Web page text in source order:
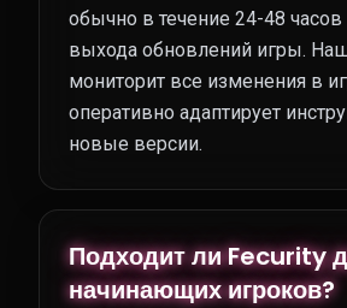
обычно в течение 24-48 часов
выхода обновлений игры.
мониторит все изменения в
оперативно адаптирует
новые версии.
Подходит ли Fecurity
начинающих игроков?